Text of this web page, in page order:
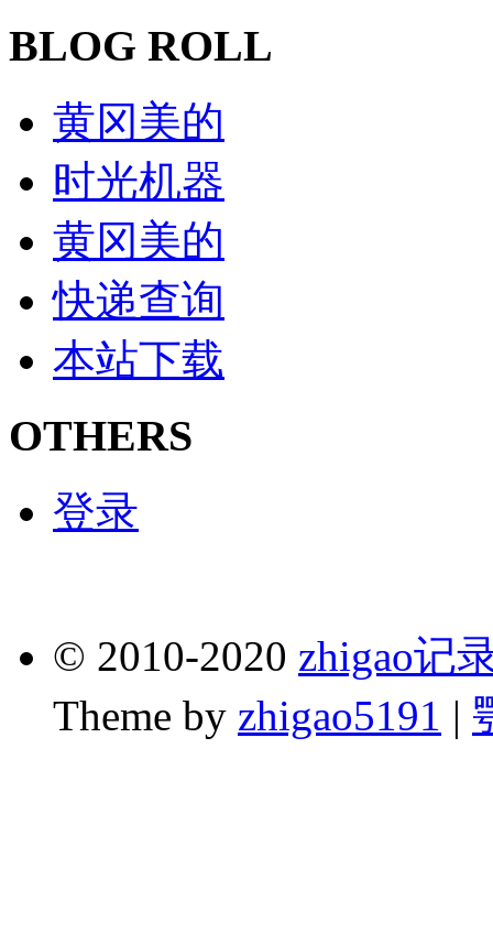
BLOG ROLL
黄冈美的
时光机器
黄冈美的
快递查询
本站下载
OTHERS
登录
© 2010-2020 zhigao记
Theme by zhigao5191 |